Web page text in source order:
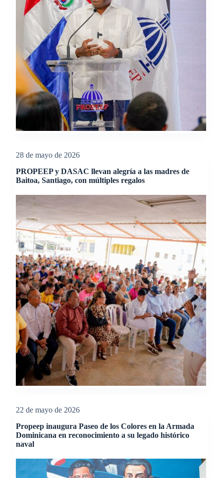
28 de mayo de 2026
PROPEEP y DASAC llevan alegría a las madres de
Baitoa, Santiago, con múltiples regalos
22 de mayo de 2026
Propeep inaugura Paseo de los Colores en la Armada
Dominicana en reconocimiento a su legado histórico
naval